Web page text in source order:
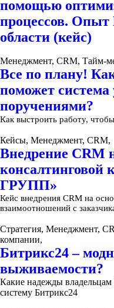
помощью
процессов.
области (кейс)
Менеджмент, CRM, Тайм-
Все по плану!
поможет система
поручениями?
Как выстроить работу,
Кейсы, Менеджмент, CRM,
Внедрение CRM
ГРУПП»
Кейс внедрения CRM на
взаимоотношений с
Стратегия, Менеджмент,
компании,
Битрикс24 –
выживаемости?
Какие надежды владельцам
систему Битрикс24